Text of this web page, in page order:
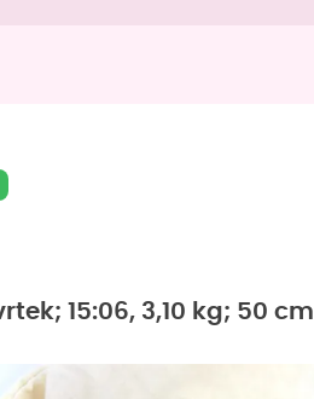
15:06, 3,10 kg; 50 cm